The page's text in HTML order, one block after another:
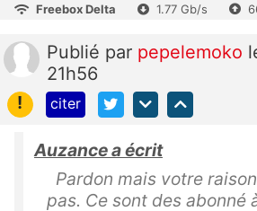
Freebox Delta 1.77 Gb/s
Publié par pepelemoko
21h56
!
citer
Auzance a écrit
Pardon mais votre
pas. Ce sont des abonné